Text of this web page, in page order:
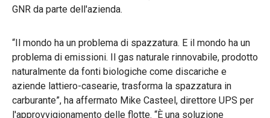
GNR da parte dell'azienda.
“Il mondo ha un problema di spazzatura. E il mondo ha un
problema di emissioni. Il gas naturale rinnovabile, prodotto
naturalmente da fonti biologiche come discariche e
aziende lattiero-casearie, trasforma la spazzatura in
carburante”, ha affermato Mike Casteel, direttore UPS per
l'approvvigionamento delle flotte. “È una soluzione